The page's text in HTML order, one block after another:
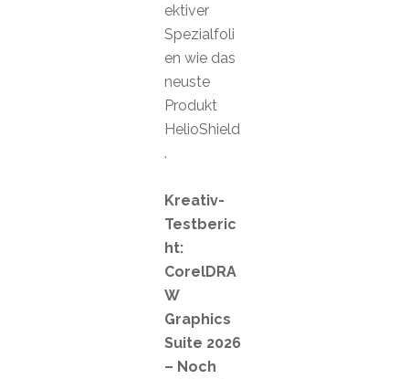
ektiver
Spezialfoli
en wie das
neuste
Produkt
HelioShield
.
Kreativ-
Testberic
ht:
CorelDRA
W
Graphics
Suite 2026
– Noch